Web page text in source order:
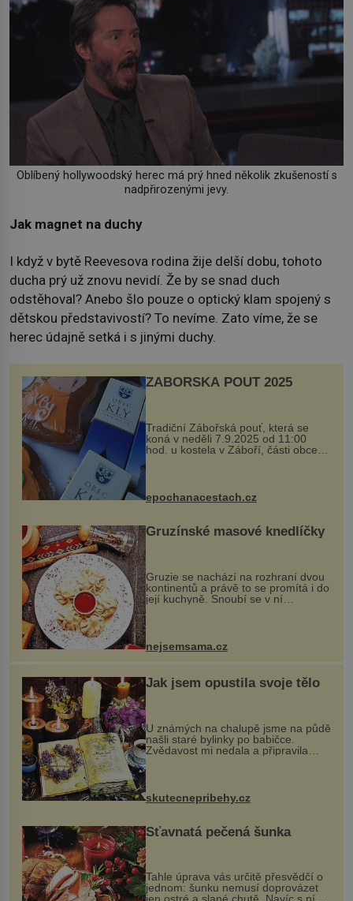
Oblíbený hollywoodský herec má prý hned několik zkušeností s
nadpřirozenými jevy.
Jak magnet na duchy
I když v bytě Reevesova rodina žije delší dobu, tohoto
ducha prý už znovu nevidí. Že by se snad duch
odstěhoval? Anebo šlo pouze o optický klam spojený s
dětskou představivostí? To nevíme. Zato víme, že se
herec údajně setká i s jinými duchy.
ZÁBOŘSKÁ POUŤ 2025
Tradiční Zábořská pouť, která se
koná v neděli 7.9.2025 od 11:00
hod. u kostela v Záboří, části obce
Kly u Mělníka. V programu naleznete
komentovanou prohlídku kostela,
epochanacestach.cz
Gruzínské masové knedlíčky
Gruzie se nachází na rozhraní dvou
kontinentů a právě to se promítá i do
její kuchyně. Snoubí se v ní
evropské a asijské chutě a díky tomu
pokrmy, které rozhodně st...
nejsemsama.cz
Jak jsem opustila svoje tělo
U známých na chalupě jsme na půdě
našli staré bylinky po babičce.
Zvědavost mi nedala a připravila
jsem si z nich lektvar… Zimní pobyt
na chalupě se pro mě vlastní vinou
změnil v děsivý zážitek, na kt...
skutecnepribehy.cz
Šťavnatá pečená šunka
Tahle úprava vás určitě přesvědčí o
jednom: šunku nemusí doprovázet